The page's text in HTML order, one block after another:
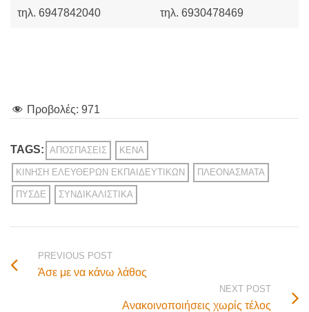
τηλ. 6947842040 τηλ. 6930478469
Προβολές: 971
TAGS: ΑΠΟΣΠΆΣΕΙΣ ΚΕΝΆ
ΚΊΝΗΣΗ ΕΛΕΎΘΕΡΩΝ ΕΚΠΑΙΔΕΥΤΙΚΏΝ ΠΛΕΟΝΆΣΜΑΤΑ
ΠΥΣΔΕ ΣΥΝΔΙΚΑΛΙΣΤΙΚΆ
PREVIOUS POST
Άσε με να κάνω λάθος
NEXT POST
Ανακοινοποιήσεις χωρίς τέλος